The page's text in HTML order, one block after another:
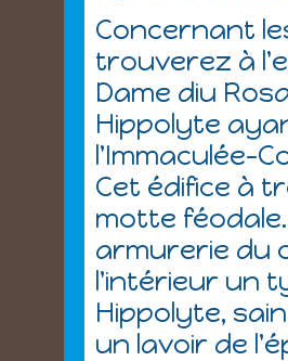
Concernant
trouverez à
Dame diu
Hippolyte
l'Immaculée-
Cet édifice à
motte
armurerie du
l'intérieur un
Hippolyte,
un lavoir de